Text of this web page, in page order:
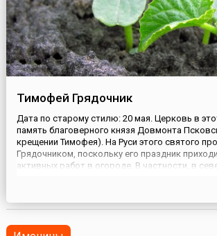
Тимофей Грядочник
Дата по старому стилю: 20 мая. Церковь в
память благоверного князя Довмонта
крещении Тимофея). На Руси этого святого
Грядочником, поскольку его праздник
активных работ в огороде. В частности, в